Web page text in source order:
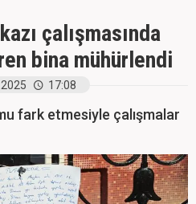
çalışmasında
bina mühürlendi
17:08
fark etmesiyle çalışmalar